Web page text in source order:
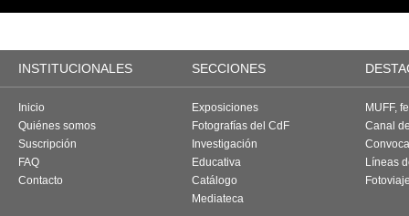
INSTITUCIONALES SECCIONES
Inicio
Quiénes somos
Suscripción
FAQ
Contacto
Exposiciones
Fotografías del CdF
Investigación
Educativa
Catálogo
Mediateca
MUFF,
Canal
Líneas